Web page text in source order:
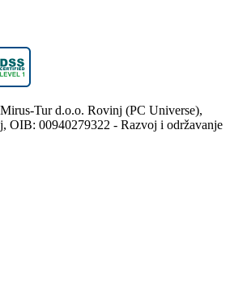
Tur d.o.o. Rovinj (PC Universe),
OIB: 00940279322 - Razvoj i održavanje